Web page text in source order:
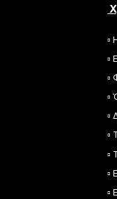
▫
▫
▫
▫
▫
▫
▫
▫
▫